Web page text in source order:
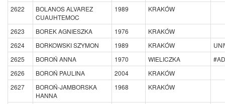
2622
BOLANOS ALVAREZ
CUAUHTEMOC
1989 KRAKÓW
2623 BOREK AGNIESZKA 1976
KRAKÓW
2624
BORKOWSKI SZYMON 1989 KRAKÓW
2625
BOROŃ ANNA 1970 WIELICZKA
2626
BOROŃ PAULINA 2004
KRAKÓW
2627
BOROŃ-JAMBORSKA
HANNA
1968 KRAKÓW